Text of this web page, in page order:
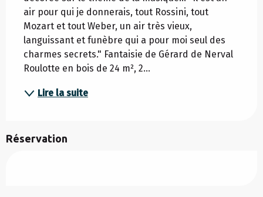
air pour qui je donnerais, tout Rossini, tout
Mozart et tout Weber, un air très vieux,
languissant et funèbre qui a pour moi seul des
charmes secrets." Fantaisie de Gérard de Nerval
Roulotte en bois de 24 m², 2...
Lire la suite
Réservation